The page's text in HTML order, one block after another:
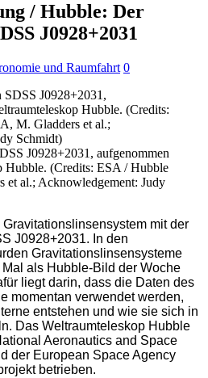
/ Hubble: Der
J0928+2031
und Raumfahrt 0
J0928+2031, aufgenommen
Hubble. (Credits: ESA / Hubble
al.; Acknowledgement: Judy
mit der
J0928+2031. In den
Gravitationslinsensysteme
als Hubble-Bild der Woche
liegt darin, dass die Daten des
momentan verwendet werden,
entstehen und wie sie sich in
Das Weltraumteleskop Hubble
Aeronautics and Space
der European Space Agency
betrieben.